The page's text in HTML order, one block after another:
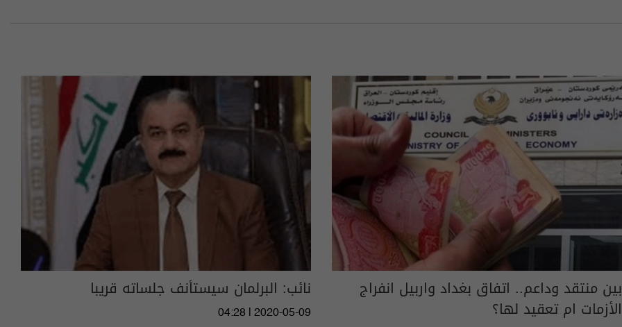
بين منتقد وداعم.. اتفاق بغداد واربيل انفراج
الأزمات ام تعقيد لها؟
نائب: البرلمان سيستأنف جلساته قريبا
04:28 | 2020-05-09